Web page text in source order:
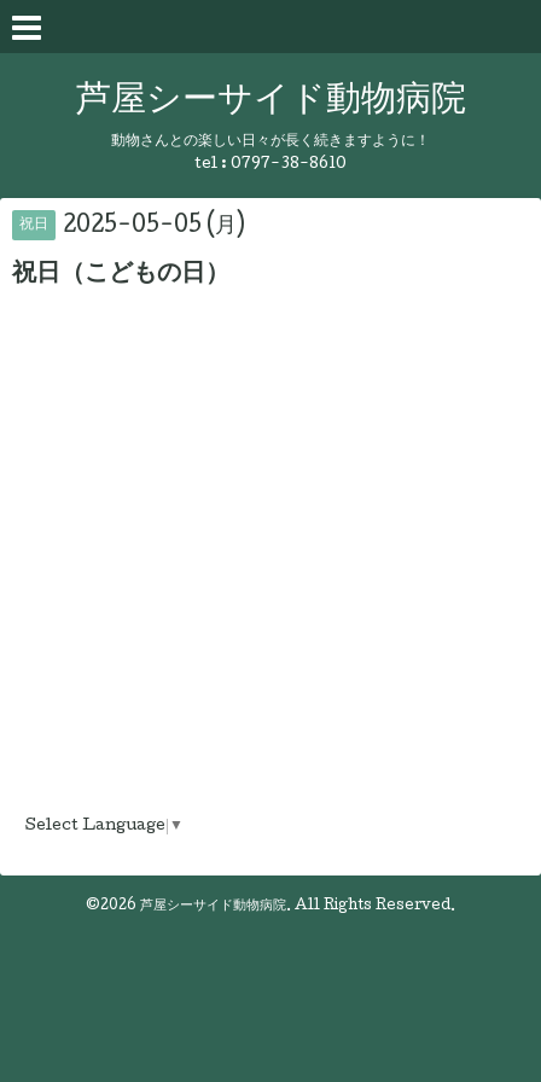
芦屋シーサイド動物病院
動物さんとの楽しい日々が長く続きますように！
tel : 0797-38-8610
祝日 2025-05-05 (月)
祝日（こどもの日）
Select Language ▼
©2026 芦屋シーサイド動物病院. All Rights Reserved.